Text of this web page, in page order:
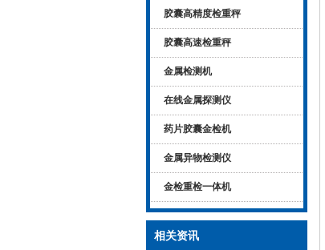
胶囊高精度检重秤
胶囊高速检重秤
金属检测机
在线金属探测仪
药片胶囊金检机
金属异物检测仪
金检重检一体机
相关资讯